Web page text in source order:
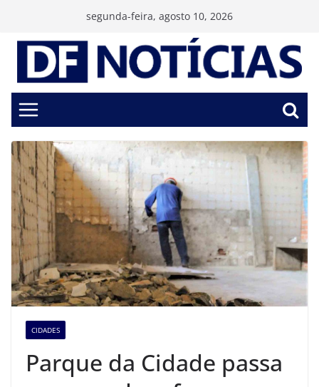
conteúdo
segunda-feira, agosto 10, 2026
CIDADES
Parque da Cidade passa